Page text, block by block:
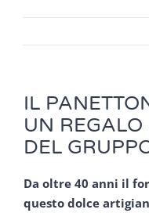
IL
UN REGALO
DEL
Da oltre 40 anni il
questo dolce